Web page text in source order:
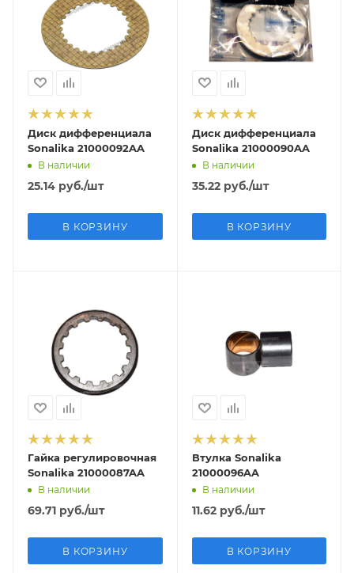
Диск дифференциала
Sonalika 21000092AA
В наличии
25.14 руб./шт
В КОРЗИНУ
Диск дифференциала
Sonalika 21000090AA
В наличии
35.22руб./шт
В КОРЗИНУ
Гайка регулировочная
Sonalika 21000087AA
В наличии
69.71 руб./шт
В КОРЗИНУ
Втулка Sonalika
21000096AA
В наличии
11.62руб./шт
В КОРЗИНУ